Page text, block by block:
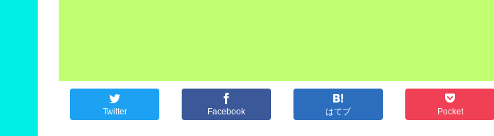
Twitter Facebook はてブ Pocket